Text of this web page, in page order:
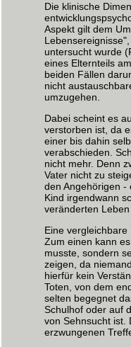
Die klinische
Aspekt gilt dem
untersucht wurde
eines Elternteils
beiden Fällen
nicht
umzugehen.
Dabei scheint es
verstorben ist, da
einer bis dahin
verabschieden.
nicht mehr. Denn
Vater nicht zu
den Angehörigen -
Kind irgendwann
veränderten
Eine
Zum einen kann
musste, sondern
zeigen, da
hierfür kein
Toten, von dem
selten begegnet
Schulhof oder auf
von Sehnsucht ist.
erzwungenen